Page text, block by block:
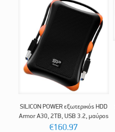
SILICON POWER εξωτερικός HDD
Armor A30, 2TB, USB 3.2, μαύρος
€160.97